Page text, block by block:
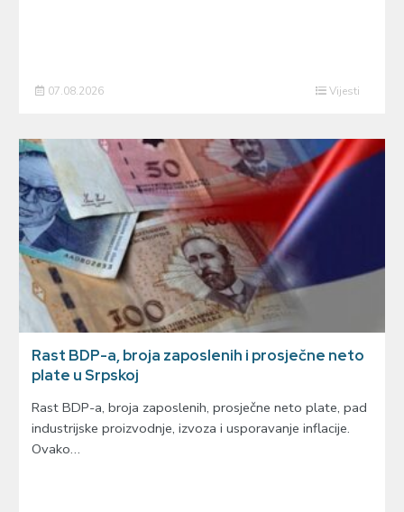
07.08.2026 Vijesti
Rast BDP-a, broja zaposlenih i prosječne neto
plate u Srpskoj
Rast BDP-a, broja zaposlenih, prosječne neto plate, pad
industrijske proizvodnje, izvoza i usporavanje inflacije.
Ovako…